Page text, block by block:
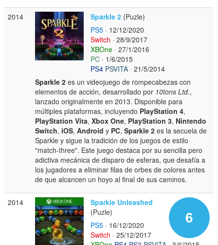
2014 Sparkle 2 (Puzle)
PS5 · 12/12/2020
Switch · 28/9/2017
XBOne · 27/1/2016
PC · 1/6/2015
PS4 PSVITA · 21/5/2014
Sparkle 2 es un videojuego de rompecabezas con
elementos de acción, desarrollado por 10tons Ltd.,
lanzado originalmente en 2013. Disponible para
múltiples plataformas, incluyendo PlayStation 4,
PlayStation Vita,Xbox One, PlayStation 3, Nintendo
Switch, iOS,Android y PC,Sparkle 2 es la secuela de
Sparkle y sigue la tradición de los juegos de estilo
"match-three". Este juego destaca por su sencilla pero
adictiva mecánica de disparo de esferas, que desafía a
los jugadores a eliminar filas de orbes de colores antes
de que alcancen un hoyo al final de sus caminos.
2014
6
Sparkle Unleashed
(Puzle)
PS5 · 16/12/2020
Switch · 25/12/2017